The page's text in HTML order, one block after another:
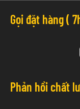
Gọi đặt hàng (
Phản hồi chất